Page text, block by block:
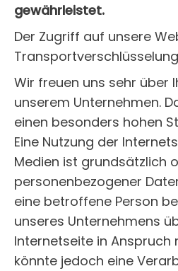
gewährleistet.
Der Zugriff auf unsere
Transportverschlüsselung
Wir freuen uns sehr über
unserem Unternehmen.
einen besonders hohen
Eine Nutzung der
Medien ist grundsätzlich
personenbezogener
eine betroffene Person
unseres Unternehmens
Internetseite in Anspruch
könnte jedoch eine